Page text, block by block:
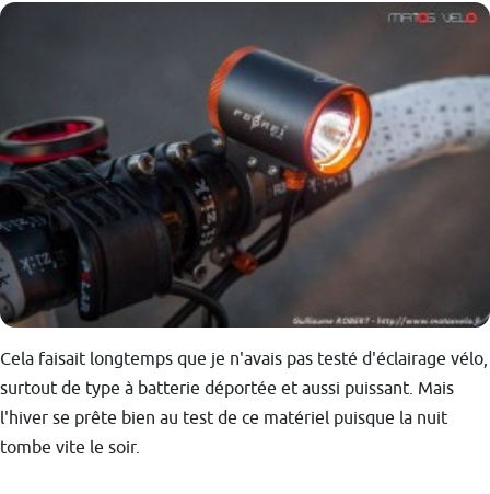
Cela faisait longtemps que je n'avais pas testé d'éclairage vélo,
surtout de type à batterie déportée et aussi puissant. Mais
l'hiver se prête bien au test de ce matériel puisque la nuit
tombe vite le soir.